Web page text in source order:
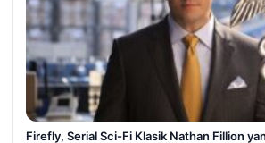
Firefly, Serial Sci-Fi Klasik Nathan Fillion